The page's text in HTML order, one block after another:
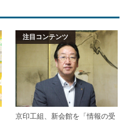
注目コンテンツ
京印工組、新会館を「情報の受